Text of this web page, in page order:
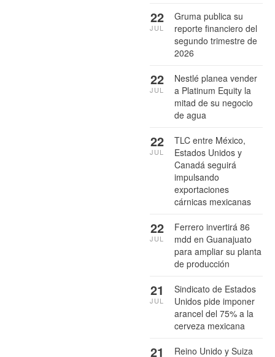
Gruma publica su
reporte financiero del
segundo trimestre de
2026
22
JUL
Nestlé planea vender
a Platinum Equity la
mitad de su negocio
de agua
22
JUL
TLC entre México,
Estados Unidos y
Canadá seguirá
impulsando
exportaciones
cárnicas mexicanas
22
JUL
Ferrero invertirá 86
mdd en Guanajuato
para ampliar su planta
de producción
22
JUL
Sindicato de Estados
Unidos pide imponer
arancel del 75% a la
cerveza mexicana
21
JUL
Reino Unido y Suiza
21